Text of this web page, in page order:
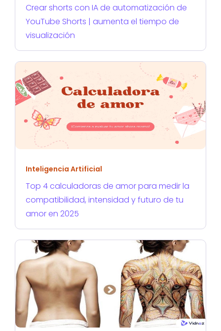
Crear shorts con IA de automatización de
YouTube Shorts | aumenta el tiempo de
visualización
Inteligencia Artificial
Top 4 calculadoras de amor para medir la
compatibilidad, intensidad y futuro de tu
amor en 2025